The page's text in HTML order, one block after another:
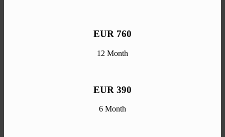
EUR 760
12 Month
EUR 390
6 Month